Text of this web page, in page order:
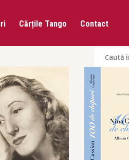
Cărțile Tango Contact